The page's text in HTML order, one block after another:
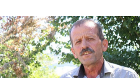
Gayrimenkul
Spor